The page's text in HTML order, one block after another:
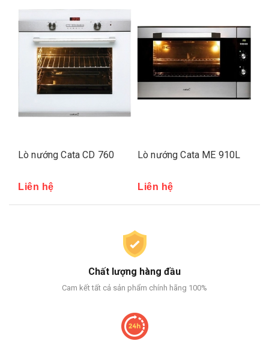
Lò nướng Cata CD 760
Liên hệ
Lò nướng Cata ME 910L
Liên hệ
Chất lượng hàng đầu
Cam kết tất cả sản phẩm chính hãng 100%